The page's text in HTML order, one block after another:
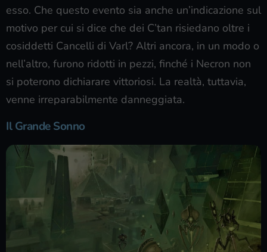
esso. Che questo evento sia anche un’indicazione sul
motivo per cui si dice che dei C’tan risiedano oltre i
cosiddetti Cancelli di Varl? Altri ancora, in un modo o
nell’altro, furono ridotti in pezzi, finché i Necron non
si poterono dichiarare vittoriosi. La realtà, tuttavia,
venne irreparabilmente danneggiata.
Il Grande Sonno